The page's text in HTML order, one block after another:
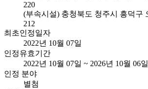
220
(부속시설) 충청북도 청주시 흥덕구
212
최초인정일자
2022년 10월 07일
인정유효기간
2022년 10월 07일 ~ 2026년 10월 06일
인정 분야
별첨